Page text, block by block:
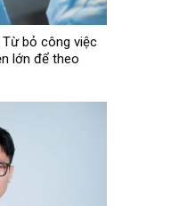
Từ bỏ công việc
lớn để theo